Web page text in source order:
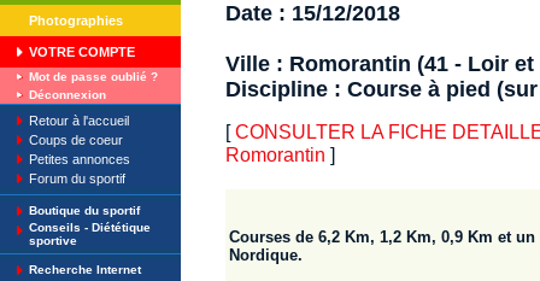
Photographies
VOTRE COMPTE
Mot de passe oublié ?
Déconnexion
Retour à l'accueil
Coups de coeur
Petites annonces
Forum du sportif
Boutique du sportif
Conseils - Diététique
sportive
Recherche Internet
Date : 15/12/2018
Ville : Romorantin (41 - Loir et
Discipline : Course à pied
[CONSULTER LA FICHE
Romorantin ]
Courses de 6,2 Km, 1,2 Km, 0,9 Km et
Nordique.